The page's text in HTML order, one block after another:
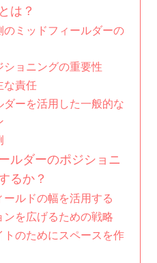
は？
ミッドフィールダーの
ョニングの重要性
な責任
ーを活用した一般的な
ルダーのポジショニ
るか？
ルドの幅を活用する
を広げるための戦略
のためにスペースを作